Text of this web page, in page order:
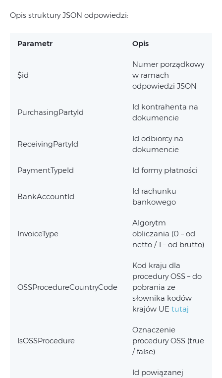
Opis struktury JSON odpowiedzi:
Parametr Opis
$id
Numer porządkowy
w ramach
odpowiedzi JSON
PurchasingPartyId
Id kontrahenta na
dokumencie
ReceivingPartyId
Id odbiorcy na
dokumencie
PaymentTypeId Id formy płatności
BankAccountId
Id rachunku
bankowego
InvoiceType
Algorytm
obliczania (0 – od
netto / 1 – od brutto)
OSSProcedureCountryCode
Kod kraju dla
procedury OSS – do
pobrania ze
słownika kodów
krajów UE tutaj
IsOSSProcedure
Oznaczenie
procedury OSS (true
/ false)
Id powiązanej